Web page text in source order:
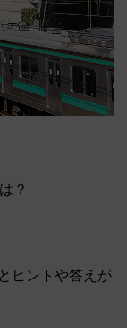
？
ヒントや答えが